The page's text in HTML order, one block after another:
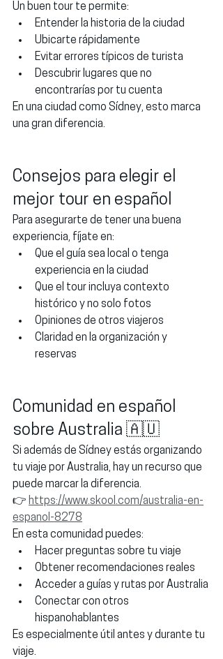
Un buen tour te permite:
Entender la historia de la ciudad
Ubicarte rápidamente
Evitar errores típicos de turista
Descubrir lugares que no
encontrarías por tu cuenta
En una ciudad como Sídney, esto marca
una gran diferencia.
Consejos para elegir el
mejor tour en español
Para asegurarte de tener una buena
experiencia, fíjate en:
Que el guía sea local o tenga
experiencia en la ciudad
Que el tour incluya contexto
histórico y no solo fotos
Opiniones de otros viajeros
Claridad en la organización y
reservas
Comunidad en español
sobre Australia 🇦🇺
Si además de Sídney estás organizando
tu viaje por Australia, hay un recurso que
puede marcar la diferencia.
👉 https://www.skool.com/australia-en-
espanol-8278
En esta comunidad puedes:
Hacer preguntas sobre tu viaje
Obtener recomendaciones reales
Acceder a guías y rutas por Australia
Conectar con otros
hispanohablantes
Es especialmente útil antes y durante tu
viaje.